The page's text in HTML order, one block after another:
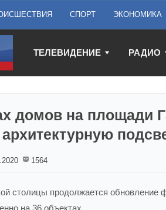
СПОРТ ЭКОНОМИКА
ТЕЛЕВИДЕНИЕ РАДИО
домов на площади
1564
столицы продолжается
на 36 объектах.